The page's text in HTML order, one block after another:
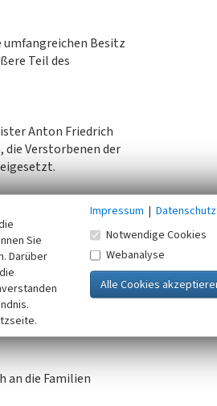
umfangreichen Besitz
Teil des
Anton Friedrich
die Verstorbenen der
zum Rhein stehende
mit
Sandstein, als
auch in der schönen
Komtur Freiherr von
an die Familien
Sie
Darüber
Impressum | Datenschutz
Notwendige Cookies
Webanalyse